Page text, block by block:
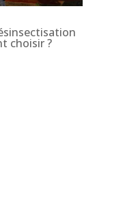
choisir ?